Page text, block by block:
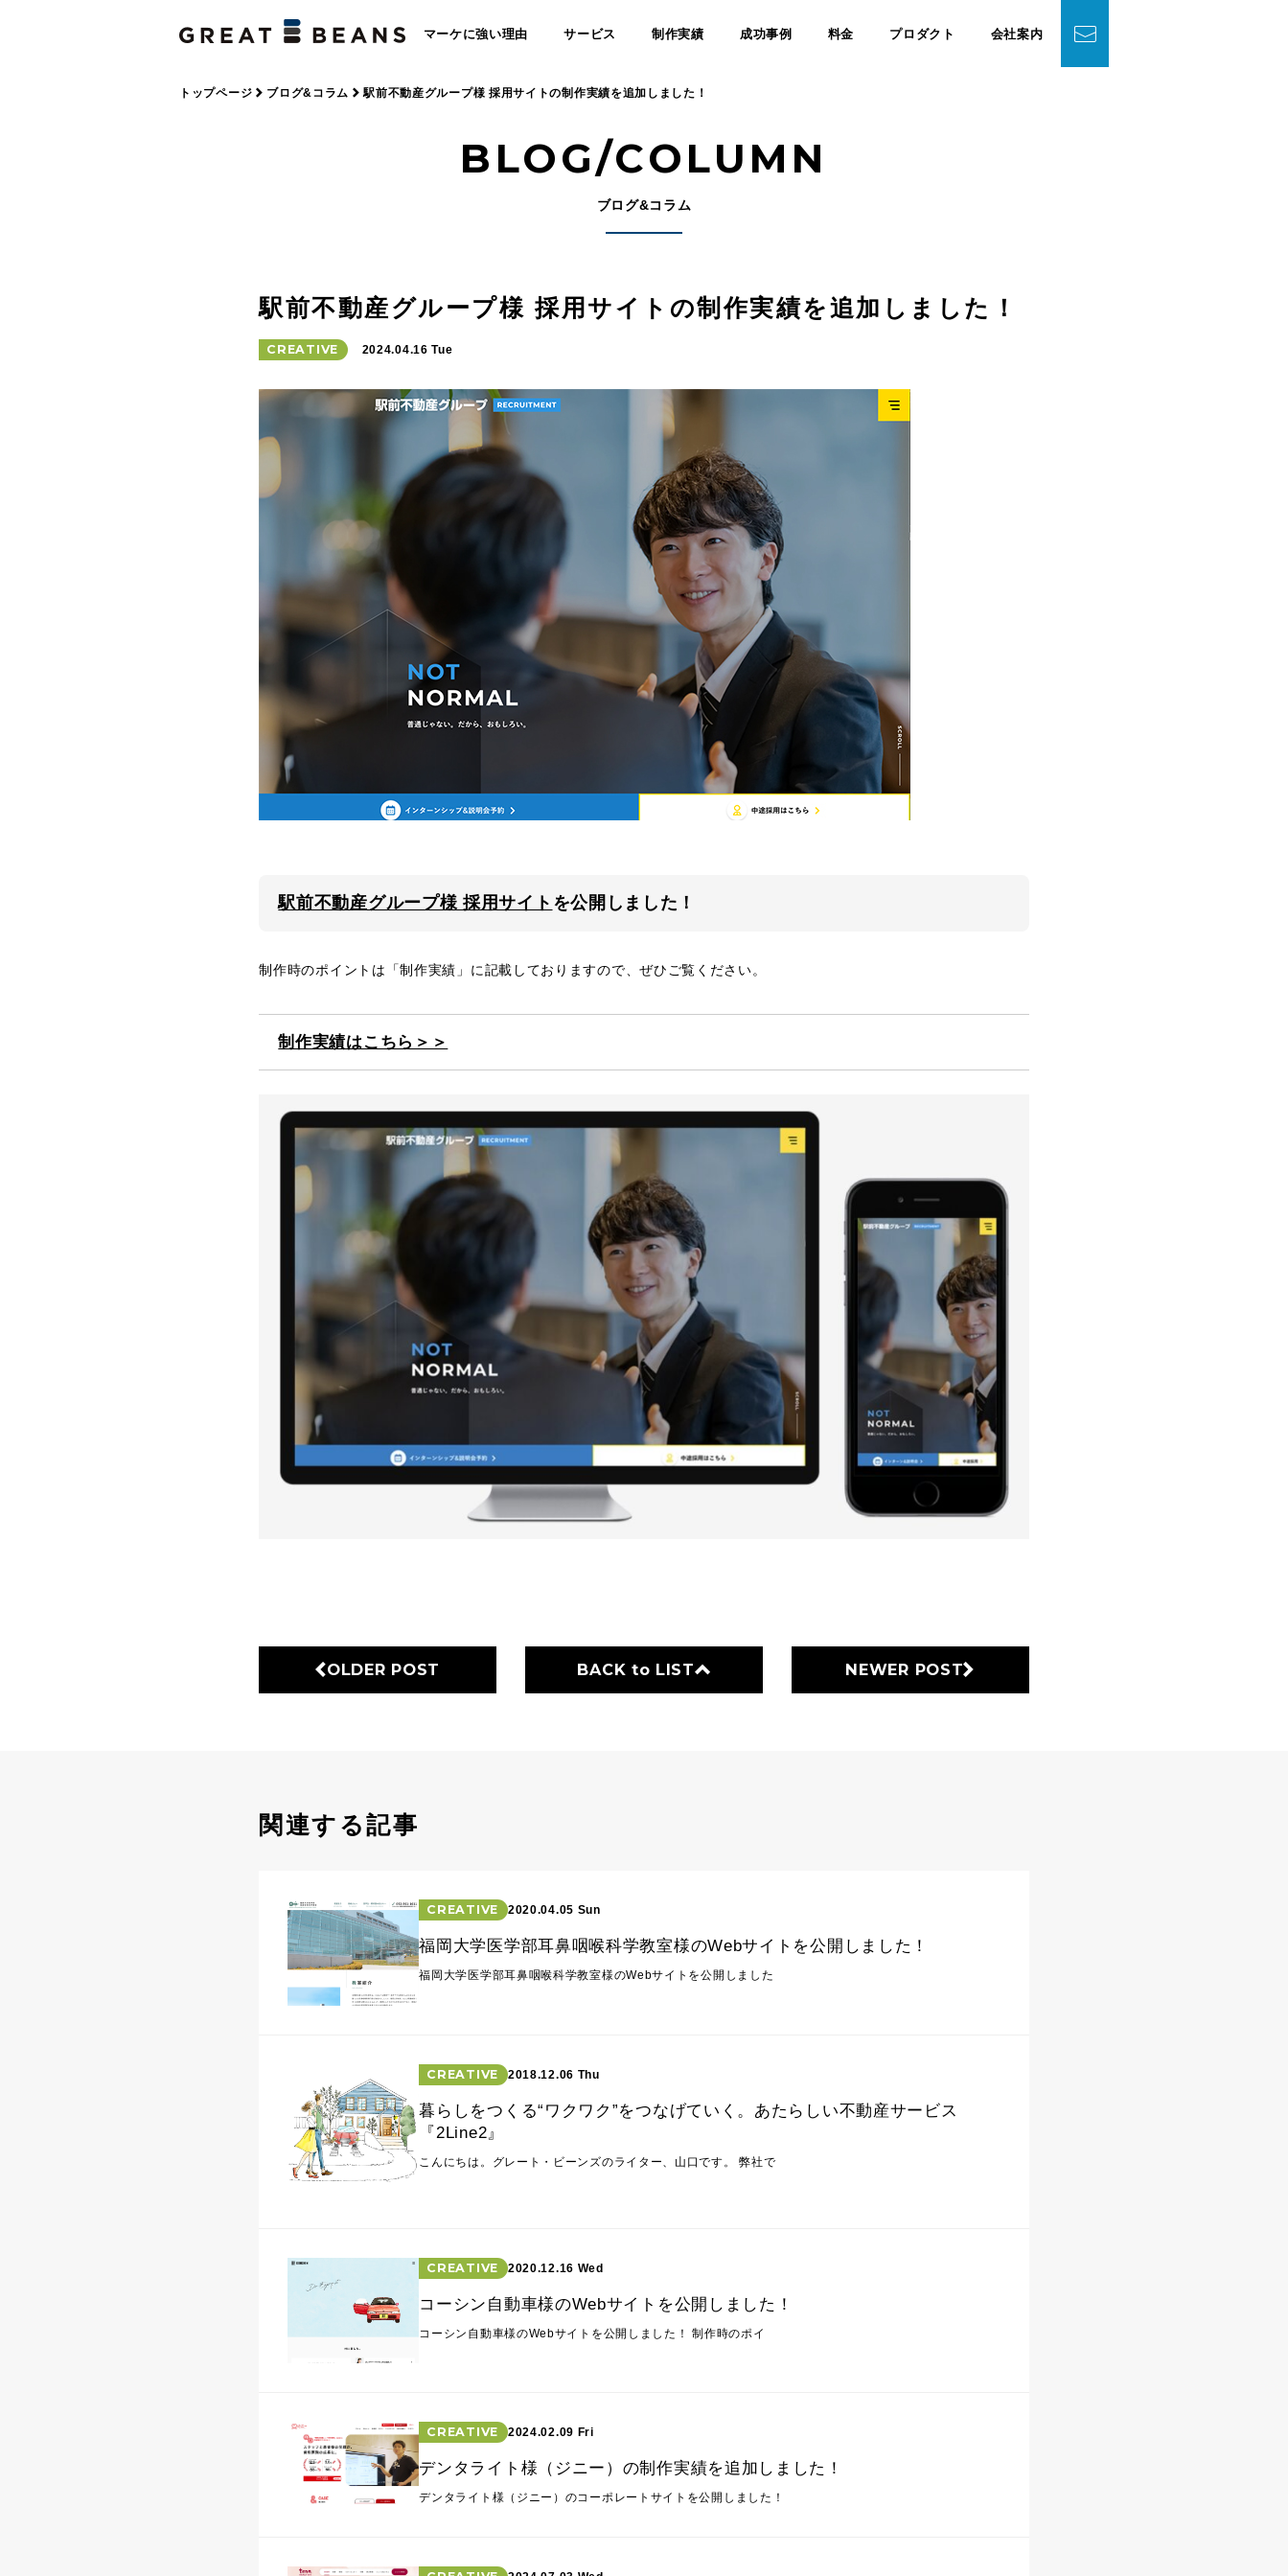
マーケに強い理由 サービス 制作実績 成功事例 料金 プロダクト 会社案内
トップページ ブログ&コラム 駅前不動産グループ様 採用サイトの制作実績を追加しました！
BLOG/COLUMN
ブログ&コラム
駅前不動産グループ様 採用サイトの制作実績を追加しました！
CREATIVE 2024.04.16 Tue
駅前不動産グループ様 採用サイト を公開しました！
制作時のポイントは「制作実績」に記載しておりますので、ぜひご覧ください。
制作実績はこちら＞＞
OLDER POST BACK to LIST NEWER POST
関連する記事
CREATIVE 2020.04.05 Sun
福岡大学医学部耳鼻咽喉科学教室様のWebサイトを公開しました！
福岡大学医学部耳鼻咽喉科学教室様のWebサイトを公開しました
CREATIVE 2018.12.06 Thu
暮らしをつくる“ワクワク”をつなげていく。あたらしい不動産サービス
『2Line2』
こんにちは。グレート・ビーンズのライター、山口です。 弊社で
CREATIVE 2020.12.16 Wed
コーシン自動車様のWebサイトを公開しました！
コーシン自動車様のWebサイトを公開しました！ 制作時のポイ
CREATIVE 2024.02.09 Fri
デンタライト様（ジニー）の制作実績を追加しました！
デンタライト様（ジニー）のコーポレートサイトを公開しました！